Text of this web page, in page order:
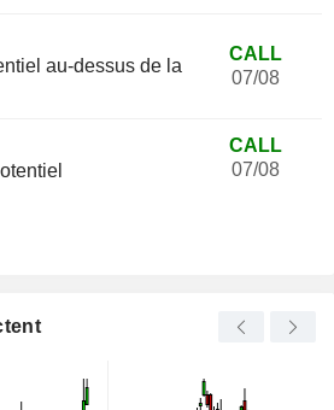
au-dessus de la
CALL
07/08
CALL
07/08